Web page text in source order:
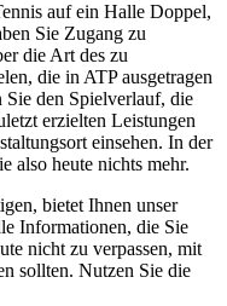
auf ein Halle Doppel,
Sie Zugang zu
die Art des zu
die in ATP ausgetragen
den Spielverlauf, die
erzielten Leistungen
einsehen. In der
also heute nichts mehr.
bietet Ihnen unser
Informationen, die Sie
nicht zu verpassen, mit
sollten. Nutzen Sie die